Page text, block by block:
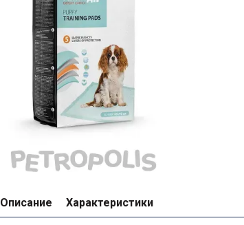
Описание Характеристики